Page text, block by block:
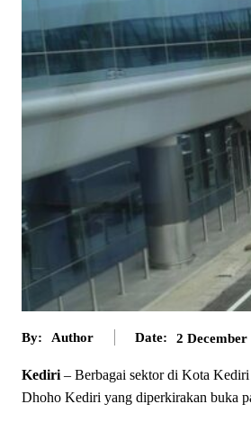
By: Author Date: 2 December
Kediri – Berbagai sektor di Kota Kediri
Dhoho Kediri yang diperkirakan buka